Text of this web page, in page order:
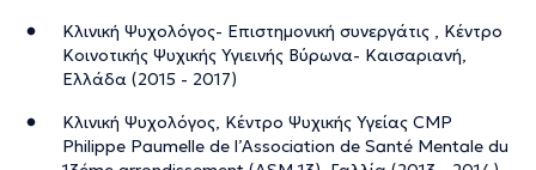
Κλινική Ψυχολόγος- Επιστημονική συνεργάτις , Κέντρο
Κοινοτικής Ψυχικής Υγιεινής Βύρωνα- Καισαριανή,
Ελλάδα (2015 - 2017)
Κλινική Ψυχολόγος, Κέντρο Ψυχικής Υγείας CMP
Philippe Paumelle de l’Association de Santé Mentale du